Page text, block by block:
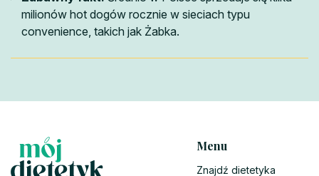
milionów hot dogów rocznie w sieciach typu
convenience, takich jak Żabka.
Menu
Znajdź dietetyka